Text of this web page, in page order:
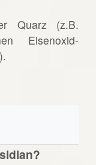
Quarz (z.B.
Eisenoxid-